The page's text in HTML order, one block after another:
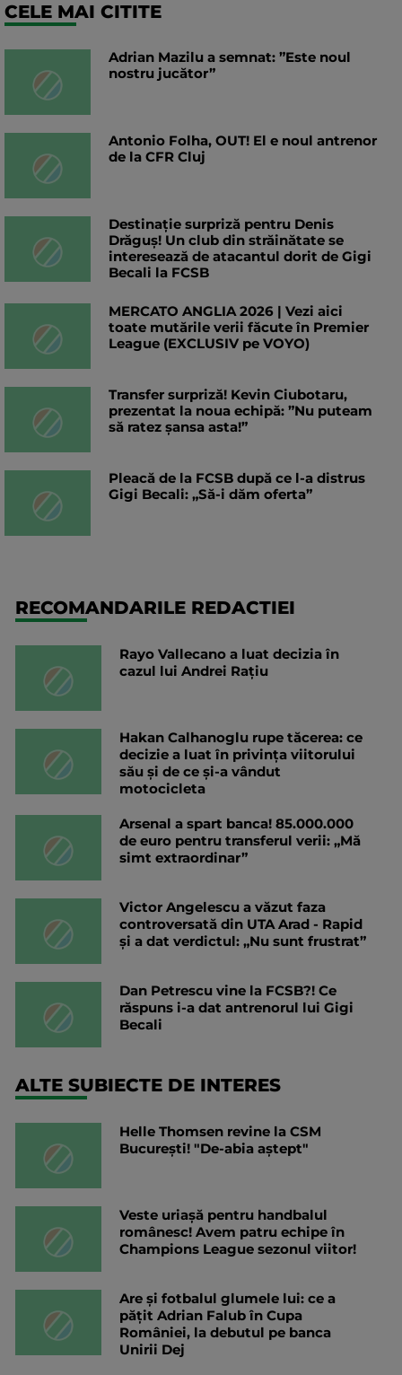
CELE MAI CITITE
Adrian Mazilu a semnat: ”Este noul
nostru jucător”
Antonio Folha, OUT! El e noul antrenor
de la CFR Cluj
Destinație surpriză pentru Denis
Drăguș! Un club din străinătate se
interesează de atacantul dorit de Gigi
Becali la FCSB
MERCATO ANGLIA 2026 | Vezi aici
toate mutările verii făcute în Premier
League (EXCLUSIV pe VOYO)
Transfer surpriză! Kevin Ciubotaru,
prezentat la noua echipă: ”Nu puteam
să ratez șansa asta!”
Pleacă de la FCSB după ce l-a distrus
Gigi Becali: „Să-i dăm oferta”
RECOMANDARILE REDACTIEI
Rayo Vallecano a luat decizia în
cazul lui Andrei Rațiu
Hakan Calhanoglu rupe tăcerea: ce
decizie a luat în privința viitorului
său și de ce și-a vândut
motocicleta
Arsenal a spart banca! 85.000.000
de euro pentru transferul verii: „Mă
simt extraordinar”
Victor Angelescu a văzut faza
controversată din UTA Arad - Rapid
și a dat verdictul: „Nu sunt frustrat”
Dan Petrescu vine la FCSB?! Ce
răspuns i-a dat antrenorul lui Gigi
Becali
ALTE SUBIECTE DE INTERES
Helle Thomsen revine la CSM
București! "De-abia aștept"
Veste uriașă pentru handbalul
românesc! Avem patru echipe în
Champions League sezonul viitor!
Are și fotbalul glumele lui: ce a
pățit Adrian Falub în Cupa
României, la debutul pe banca
Unirii Dej